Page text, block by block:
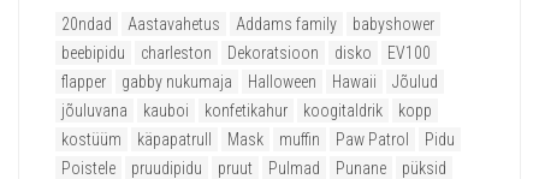
20ndad Aastavahetus Addams family
babyshower
beebipidu
charleston Dekoratsioon disko
EV100
flapper
gabby nukumaja Halloween Hawaii
Jõulud
jõuluvana
kauboi konfetikahur koogitaldrik
kopp
kostüüm
käpapatrull Mask muffin Paw Patrol
Pidu
Poistele
pruudipidu pruut Pulmad Punane
püksid